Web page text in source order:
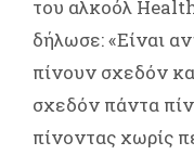
του αλκοόλ
δήλωσε: «Είναι
πίνουν σχεδόν
σχεδόν πάντα
πίνοντας χωρίς